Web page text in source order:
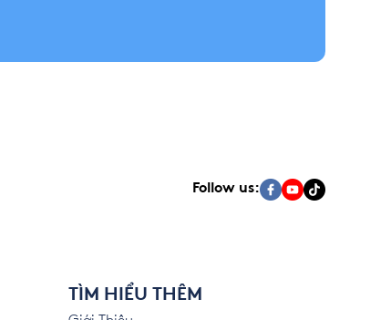
Follow us:
TÌM HIỂU THÊM